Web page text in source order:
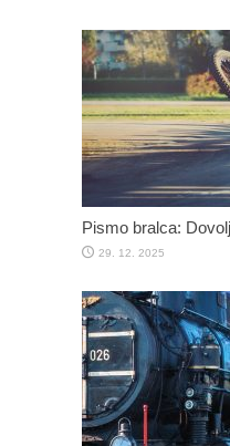
Pismo bralca:
29. 12. 2025